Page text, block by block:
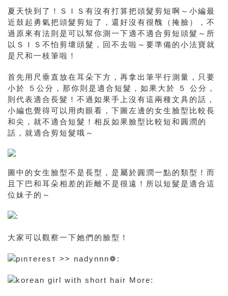
夏天快到了！ＳＩＳ有沒有打算把頭髮剪短啊～小編最
近鼓起勇氣把頭髮剪短了，還好沒有很醜（掩臉），不
過原來有法則是可以幫你測一下適不適合剪短頭髮～所
以ＳＩＳ不怕剪壞頭髮，回不去啦～要準備的小法寶就
是 尺和一枝筆啦！
首先用尺垂直放在耳朵下方，再拿出筆平行測量，只要
小於 ５公分，那你則是適合短髮，如果大於 ５ 公分，
則代表適合長髮！不過如果手上沒有這兩種文具的話，
小編也覺得可以用肉眼看，下圖左邊的女生臉型比較長
和尖，就不適合短髮！相反如果臉型比較短和圓潤的
話，就適合剪短髮哦～
圖中的女生臉型不是長型，是屬於圓潤一點的類型！而
且下巴和耳朵相差的距離不是很遠！所以短髮是適合這
位妹子的～
大家可以觀察一下她們的臉型！